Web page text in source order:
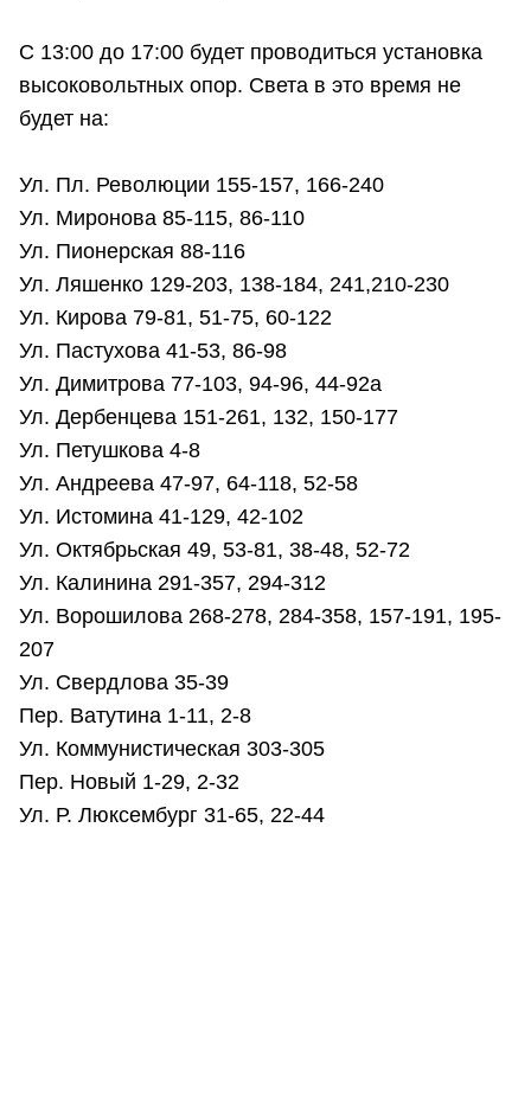
С 13:00 до 17:00 будет проводиться установка
высоковольтных опор. Света в это время не
будет на:
Ул. Пл. Революции 155-157, 166-240
Ул. Миронова 85-115, 86-110
Ул. Пионерская 88-116
Ул. Ляшенко 129-203, 138-184, 241,210-230
Ул. Кирова 79-81, 51-75, 60-122
Ул. Пастухова 41-53, 86-98
Ул. Димитрова 77-103, 94-96, 44-92а
Ул. Дербенцева 151-261, 132, 150-177
Ул. Петушкова 4-8
Ул. Андреева 47-97, 64-118, 52-58
Ул. Истомина 41-129, 42-102
Ул. Октябрьская 49, 53-81, 38-48, 52-72
Ул. Калинина 291-357, 294-312
Ул. Ворошилова 268-278, 284-358, 157-191, 195-
207
Ул. Свердлова 35-39
Пер. Ватутина 1-11, 2-8
Ул. Коммунистическая 303-305
Пер. Новый 1-29, 2-32
Ул. Р. Люксембург 31-65, 22-44